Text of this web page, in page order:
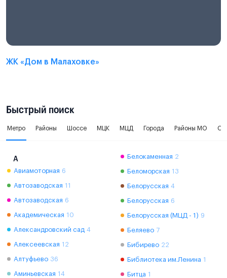
ЖК «Дом в Малаховке»
Быстрый поиск
Метро Районы Шоссе МЦК МЦД Города Районы МО
А
Авиамоторная 6
Автозаводская 11
Автозаводская 6
Академическая 10
Александровский сад 4
Алексеевская 12
Алтуфьево 36
Аминьевская 14
Белокаменная 2
Беломорская 13
Белорусская 4
Белорусская 6
Белорусская (МЦД - 1) 9
Беляево 7
Бибирево 22
Библиотека им.Ленина 1
Битца 1